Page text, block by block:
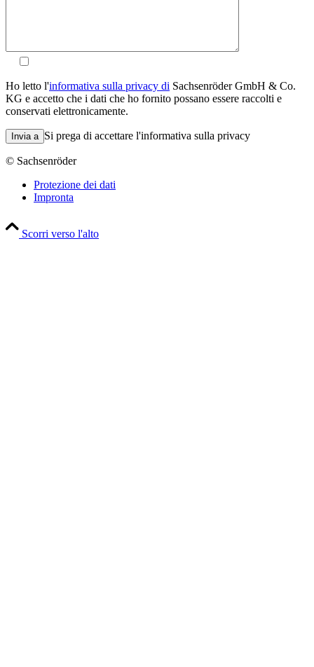
Ho letto l'informativa sulla privacy di Sachsenröder GmbH & Co.
KG e accetto che i dati che ho fornito possano essere raccolti e
conservati elettronicamente.
Lasciare questo campo vuoto.
Si prega di accettare l'informativa sulla privacy
© Sachsenröder
Protezione dei dati
Impronta
Scorri verso l'alto